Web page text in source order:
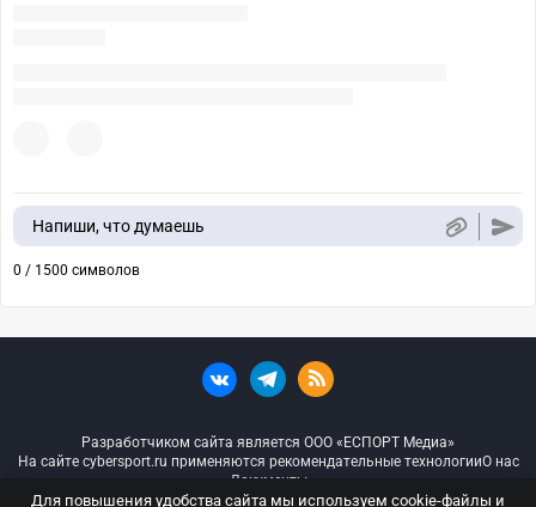
Напиши, что думаешь
0 / 1500 символов
Разработчиком сайта является ООО «ЕСПОРТ Медиа»
На сайте cybersport.ru применяются рекомендательные технологииО нас
Документы
Для повышения удобства сайта мы используем cookie-файлы и